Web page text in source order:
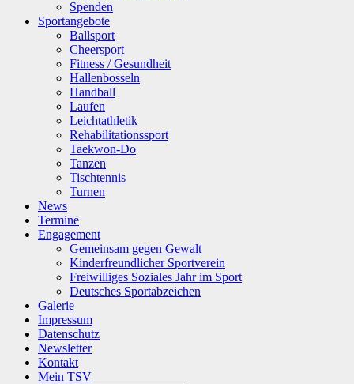
Spenden
Sportangebote
Ballsport
Cheersport
Fitness / Gesundheit
Hallenbosseln
Handball
Laufen
Leichtathletik
Rehabilitationssport
Taekwon-Do
Tanzen
Tischtennis
Turnen
News
Termine
Engagement
Gemeinsam gegen Gewalt
Kinderfreundlicher Sportverein
Freiwilliges Soziales Jahr im Sport
Deutsches Sportabzeichen
Galerie
Impressum
Datenschutz
Newsletter
Kontakt
Mein TSV